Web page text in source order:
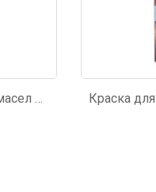
Шампунь Elseve роскошь 6 масел питательный 400мл